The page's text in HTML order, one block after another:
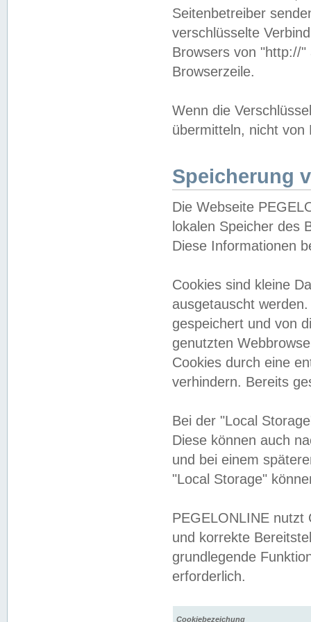
Seitenbetreiber
verschlüsselte
Browsers von "http://
Browserzeile.
Wenn die
übermitteln, nicht von
Speicherung
Die Webseite
lokalen Speicher des
Diese Informationen
Cookies sind kleine
ausgetauscht
gespeichert und von
genutzten
Cookies durch eine
verhindern. Bereits
Bei der "Local
Diese können auch
und bei einem
"Local Storage"
PEGELONLINE nutzt
und korrekte
grundlegende
erforderlich.
Cookiebezeichung